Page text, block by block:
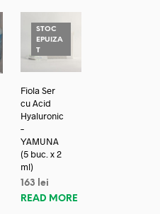
STOC
EPUIZA
T
Fiola Ser
cu Acid
Hyaluronic
–
YAMUNA
(5 buc. x 2
ml)
163
lei
READ MORE